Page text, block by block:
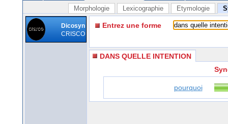
Morphologie Lexicographie Etymologie
Dicosyn
CRISCO
Entrez une forme
DANS QUELLE INTENTION
pourquoi